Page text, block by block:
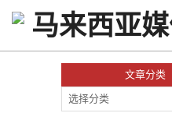
Skip
content
文章分类
文
章